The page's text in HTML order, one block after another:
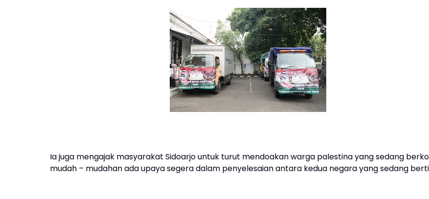
Ia juga mengajak masyarakat Sidoarjo untuk turut mendoakan warga palestina yang sedang
mudah – mudahan ada upaya segera dalam penyelesaian antara kedua negara yang sedang